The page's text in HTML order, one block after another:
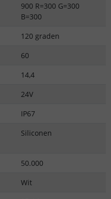
900 R=300 G=300
B=300
120 graden
60
14,4
24V
IP67
Siliconen
50.000
Wit